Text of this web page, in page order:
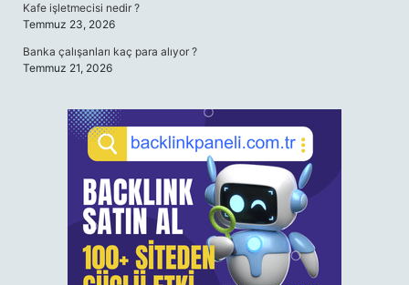
Kafe işletmecisi nedir ?
Temmuz 23, 2026
Banka çalışanları kaç para alıyor ?
Temmuz 21, 2026